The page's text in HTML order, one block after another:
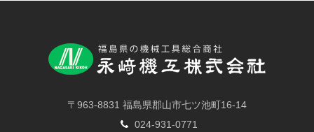
〒963-8831 福島県郡山市七ツ池町16-14
024-931-0771